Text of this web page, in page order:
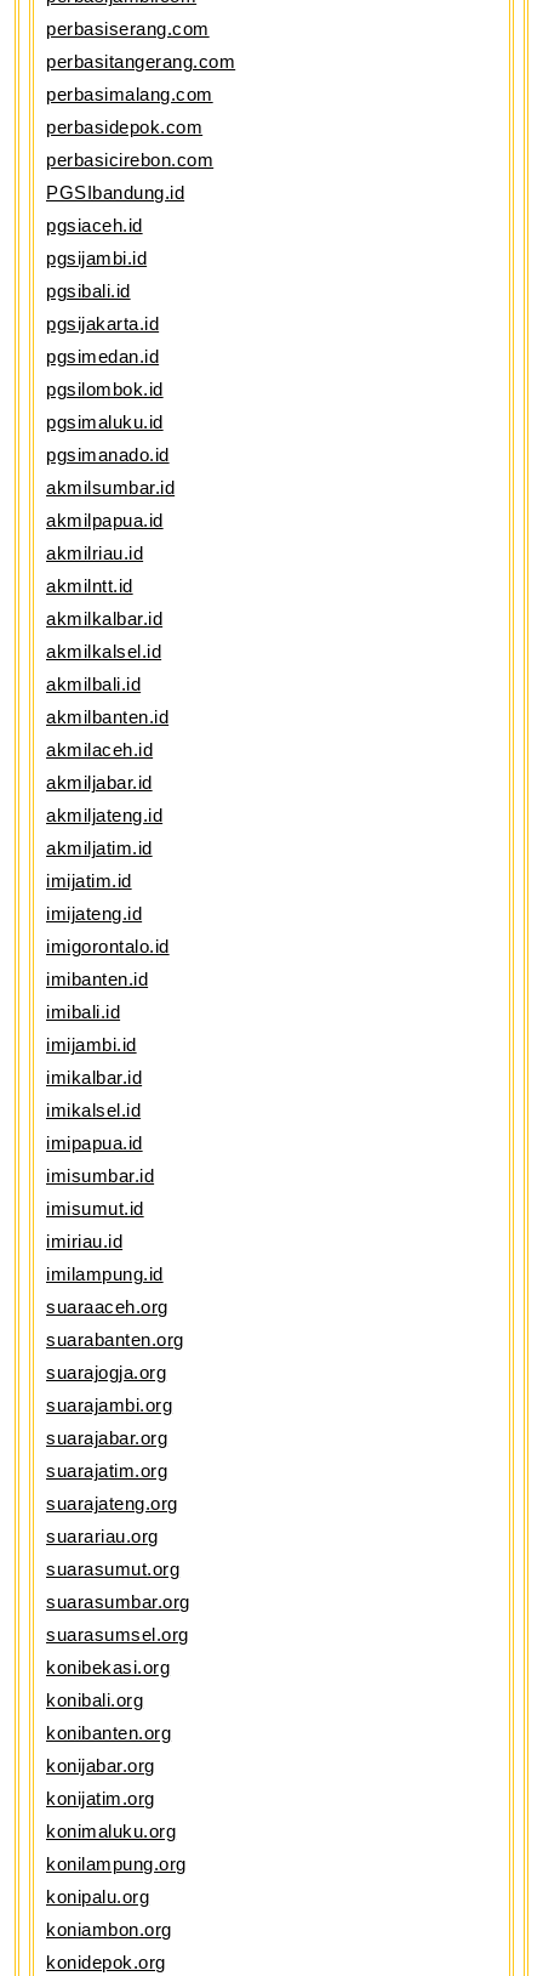
perbasiserang.com
perbasitangerang.com
perbasimalang.com
perbasidepok.com
perbasicirebon.com
PGSIbandung.id
pgsiaceh.id
pgsijambi.id
pgsibali.id
pgsijakarta.id
pgsimedan.id
pgsilombok.id
pgsimaluku.id
pgsimanado.id
akmilsumbar.id
akmilpapua.id
akmilriau.id
akmilntt.id
akmilkalbar.id
akmilkalsel.id
akmilbali.id
akmilbanten.id
akmilaceh.id
akmiljabar.id
akmiljateng.id
akmiljatim.id
imijatim.id
imijateng.id
imigorontalo.id
imibanten.id
imibali.id
imijambi.id
imikalbar.id
imikalsel.id
imipapua.id
imisumbar.id
imisumut.id
imiriau.id
imilampung.id
suaraaceh.org
suarabanten.org
suarajogja.org
suarajambi.org
suarajabar.org
suarajatim.org
suarajateng.org
suarariau.org
suarasumut.org
suarasumbar.org
suarasumsel.org
konibekasi.org
konibali.org
konibanten.org
konijabar.org
konijatim.org
konimaluku.org
konilampung.org
konipalu.org
koniambon.org
konidepok.org